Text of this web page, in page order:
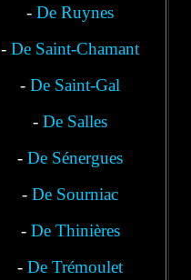
-De Ruynes
-De Saint-Chamant
-De Saint-Gal
-De Salles
-De Sénergues
-De Sourniac
- De Thinières
-De Trémoulet